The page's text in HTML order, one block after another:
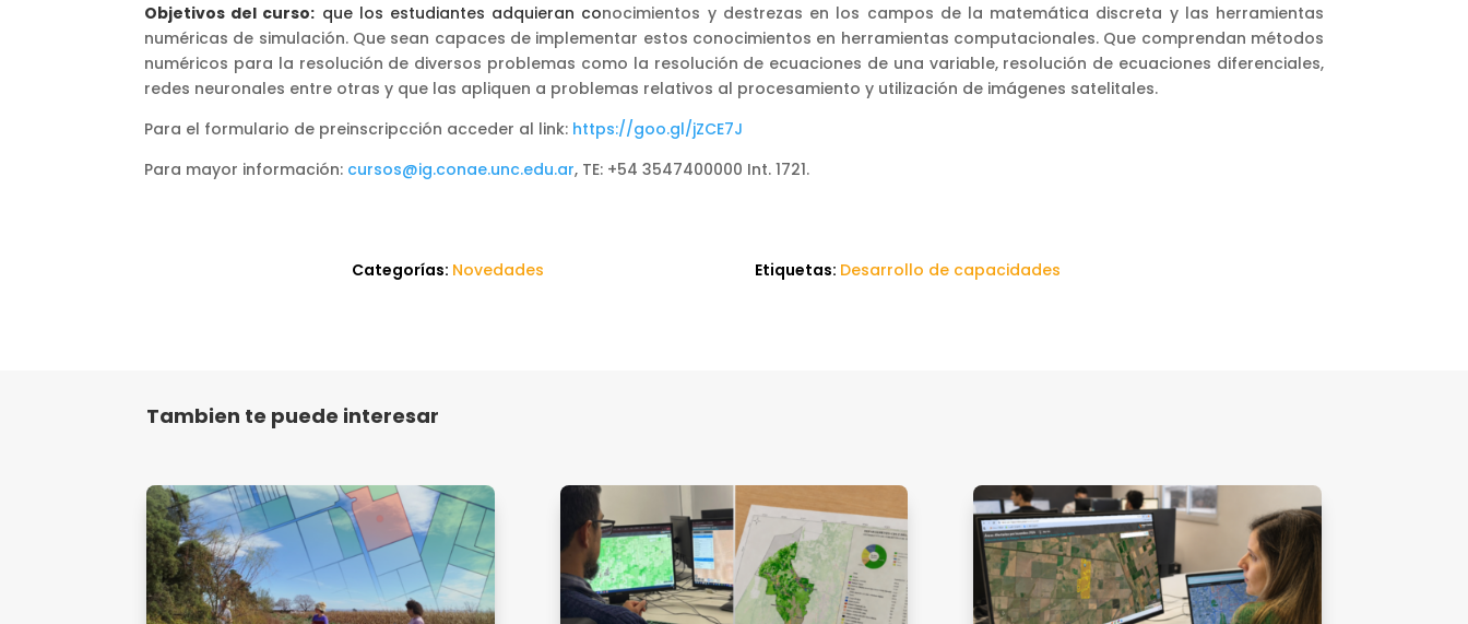
Objetivos del curso: que los estudiantes adquieran conocimientos y destrezas en los campos de la matemática discreta y las herramientas
numéricas de simulación. Que sean capaces de implementar estos conocimientos en herramientas computacionales. Que comprendan métodos
numéricos para la resolución de diversos problemas como la resolución de ecuaciones de una variable, resolución de ecuaciones diferenciales,
redes neuronales entre otras y que las apliquen a problemas relativos al procesamiento y utilización de imágenes satelitales.
Para el formulario de preinscripcción acceder al link: https://goo.gl/jZCE7J
Para mayor información: cursos@ig.conae.unc.edu.ar, TE: +54 3547400000 Int. 1721.
Categorías: Novedades Etiquetas: Desarrollo de capacidades
Tambien te puede interesar